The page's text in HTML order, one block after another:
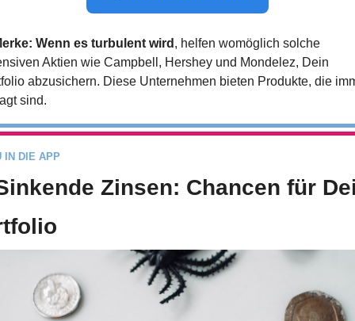
Wenn es turbulent wird , helfen womöglich solche
Aktien wie Campbell, Hershey und Mondelez, Dein
abzusichern. Diese Unternehmen bieten Produkte, die
sind.
IN DIE APP
Zinsen: Chancen für